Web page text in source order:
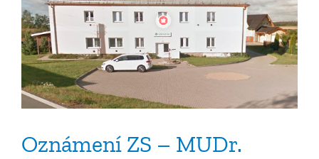
Oznámení ZS – MUDr.